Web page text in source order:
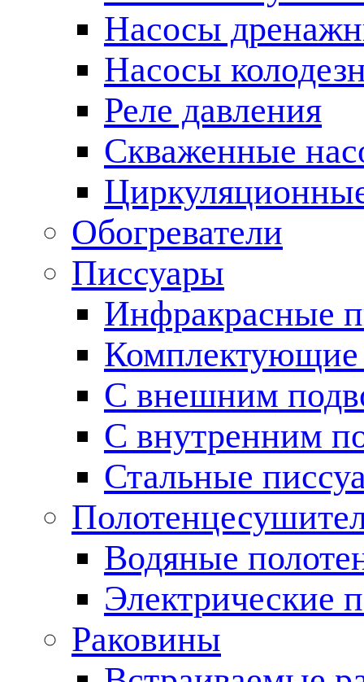
Насосы
Насосы
Реле давления
Скваженные
Обогреватели
Писсуары
Инфракрасные
Комплектующие
С внешним
С внутренним
Стальные
Водяные
Электрические
Раковины